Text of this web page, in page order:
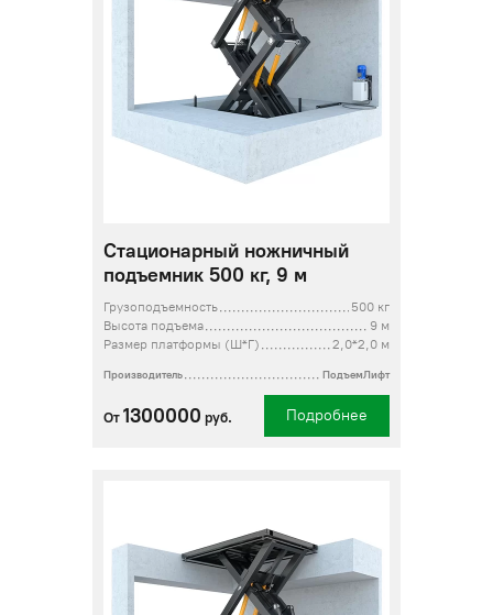
Стационарный ножничный
подъемник 500 кг, 9 м
Грузоподъемность
500 кг
Высота подъема
9 м
Размер платформы (Ш*Г)
2,0*2,0 м
Производитель ПодъемЛифт
От 1300000 руб. Подробнее